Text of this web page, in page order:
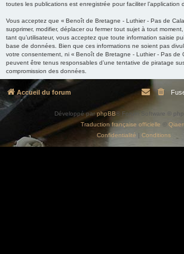
toutes les publications est enregistrée pour faciliter l’application
Vous acceptez que « Benoît de Bretagne - Luthier - Pas de
supprimer, modifier, déplacer ou fermer tout sujet à tout
tant qu’utilisateur, vous acceptez que toute information saisie
base de données. Bien que ces informations ne soient pas
votre consentement, ni « Benoît de Bretagne - Luthier - Pas de
peuvent être tenus responsables d’une tentative de piratage
compromission des données.
Accueil du forum
Développé par phpBB® Forum Software ©
Traduction française officielle ©
Confidentialité | Conditions